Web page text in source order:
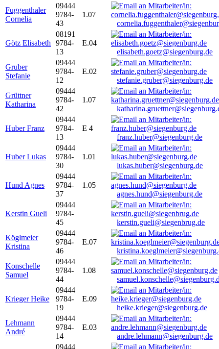
Fuggenthaler
Cornelia
09444
9784-
43
1.07
Götz Elisabeth
08191
9784-
13
E.04
elisabeth.goetz@siegenburg.de
Gruber
Stefanie
09444
9784-
12
E.02
stefanie.gruber@siegenburg.de
Grüttner
Katharina
09444
9784-
42
1.07
Huber Franz
09444
9784-
13
E 4
franz.huber@siegenburg.de
Huber Lukas
09444
9784-
30
1.01
lukas.huber@siegenburg.de
Hund Agnes
09444
9784-
37
1.05
agnes.hund@siegenburg.de
Kerstin Gueli
09444
9784-
45
kerstin.gueli@siegenbrug.de
Köglmeier
Kristina
09444
9784-
46
E.07
Konschelle
Samuel
09444
9784-
44
1.08
Krieger Heike
09444
9784-
19
E.09
heike.krieger@siegenburg.de
Lehmann
André
09444
9784-
14
E.03
andre.lehmann@siegenburg.de
09444